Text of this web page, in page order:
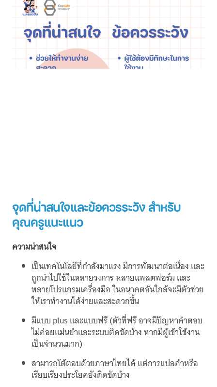
จุดที่น่าสนใจและข้อควรระวัง สำหรับ
คุณครูแนะแนว
ความน่าสนใจ
เป็นเทคโนโลยีที่กำลังมาแรง มีการพัฒนาต่อเนื่อง และ
ถูกนำไปใช้ในหลายวงการ หลายแพลตฟอร์ม และ
หลายโปรแกรมเครื่องมือ ในอนาคตอันใกล้จะมีตัวช่วย
ให้เราทำงานได้ง่ายและสะดวกขึ้น
มีแบบ plus และแบบฟรี (ตัวที่ฟรี อาจมีปัญหาคำตอบ
ไม่ค่อยแม่นยำและระบบติดขัดบ้าง หากมีผู้เข้าใช้งาน
เป็นจำนวนมาก)
สามารถโต้ตอบด้วยภาษาไทยได้ แต่การแปลคำหรือ
เรียบเรียงประโยคยังติดขัดบ้าง